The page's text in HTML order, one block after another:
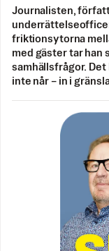
Journalisten,
friktionsytorna
med gäster tar han
samhällsfrågor. Det
inte når – in i